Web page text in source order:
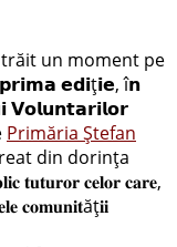
trăit un moment pe
𝗲𝗱𝗶ț𝗶𝗲, î𝗻
𝗩𝗼𝗹𝘂𝗻𝘁𝗮𝗿𝗶𝗹𝗼𝗿
Primăria Ștefan
din dorința
𝐜𝐞𝐥𝐨𝐫 𝐜𝐚𝐫𝐞,
𝐜𝐨𝐦𝐮𝐧𝐢𝐭ăț𝐢𝐢